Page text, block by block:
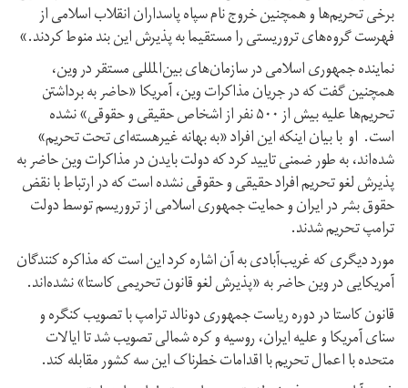
برخی تحریم‌ها و همچنین خروج نام سپاه پاسداران انقلاب اسلامی از
فهرست گروه‌های تروریستی را مستقیما به پذیرش این بند منوط کردند.»
نماینده جمهوری اسلامی در سازمان‌های بین‌المللی مستقر در وین،
همچنین گفت که در جریان مذاکرات وین، آمریکا «حاضر به برداشتن
تحریم‌ها علیه بیش از ۵۰۰ نفر از اشخاص حقیقی و حقوقی» نشده
است. او با بیان اینکه این افراد «به بهانه‌ غیرهسته‌ای تحت تحریم»
شده‌اند، به طور ضمنی تایید کرد که دولت بایدن در مذاکرات وین حاضر به
پذیرش لغو تحریم افراد حقیقی و حقوقی نشده است که در ارتباط با نقض
حقوق بشر در ایران و حمایت جمهوری اسلامی از تروریسم توسط دولت
ترامپ تحریم شدند.
مورد دیگری که غریب‌آبادی به آن اشاره کرد این است که مذاکره کنندگان
آمریکایی در وین حاضر به «پذیرش لغو قانون تحریمی کاستا» نشده‌اند.
قانون کاستا در دوره ریاست جمهوری دونالد ترامپ با تصویب کنگره و
سنای آمریکا و علیه ایران، روسیه و کره شمالی تصویب شد تا ایالات
متحده با اعمال تحریم با اقدامات خطرناک این سه کشور مقابله کند.